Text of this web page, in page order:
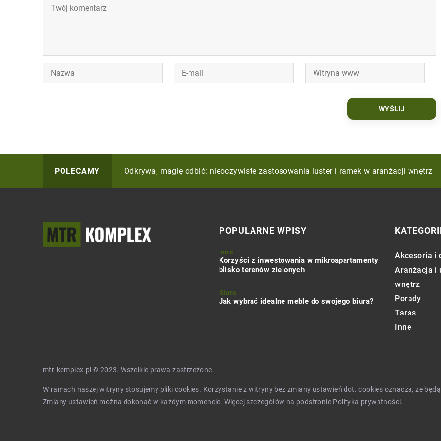
POLECAMY Nowoczesne technologie w usługach hydraulicznych: inspekcja kamerą i metoda
Odkrywaj magię odbić: nieoczywiste zastosowania luster i ramek w aranżacji wnętrz
Jak Innowacyjne Rozwiązania Architektoniczne Zmieniają Rynek Nowoczesnych
POPULARNE WPISY
Inne
Korzyści z inwestowania w mikroapartamenty
blisko terenów zielonych
Biuro
Jak wybrać idealne meble do swojego biura?
Akcesoria i
Aranżacja i
wnętrz
Porady
Taras
Inne
mtr-komplex.pl © 2023. Wszelkie prawa zastrzeżone.
W ramach naszej witryny stosujemy pliki cookies. Korzystanie z witryny bez zmiany ustawień dot. cookies oznacza, że
Zmiany ustawień można dokonać w każdym momencie. Więcej szczegółów na podstronie Polityka prywatności.